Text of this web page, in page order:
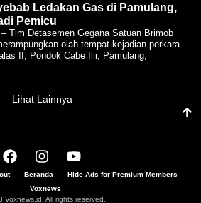
Ledakan Gas di Pamulang,
Pemicu
Tim Detasemen Gegana Satuan Brimob
olah tempat kejadian perkara
II, Pondok Cabe Ilir, Pamulang,
Lihat Lainnya
Beranda
Hide Ads for Premium Members
Voxnews
Voxnews.id. All rights reserved.